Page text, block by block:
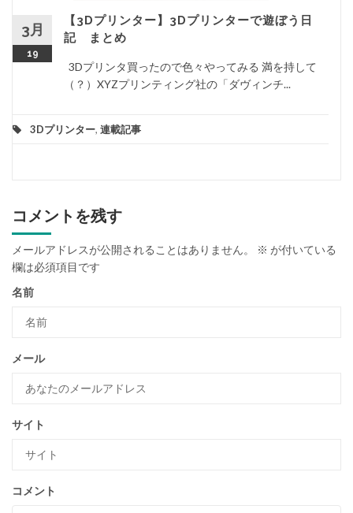
3月
19
【3Dプリンター】3Dプリンターで遊ぼう日
記 まとめ
3Dプリンタ買ったので色々やってみる 満を持して
（？）XYZプリンティング社の「ダヴィンチ...
3Dプリンター, 連載記事
コメントを残す
メールアドレスが公開されることはありません。 ※ が付いている
欄は必須項目です
名前
メール
サイト
コメント